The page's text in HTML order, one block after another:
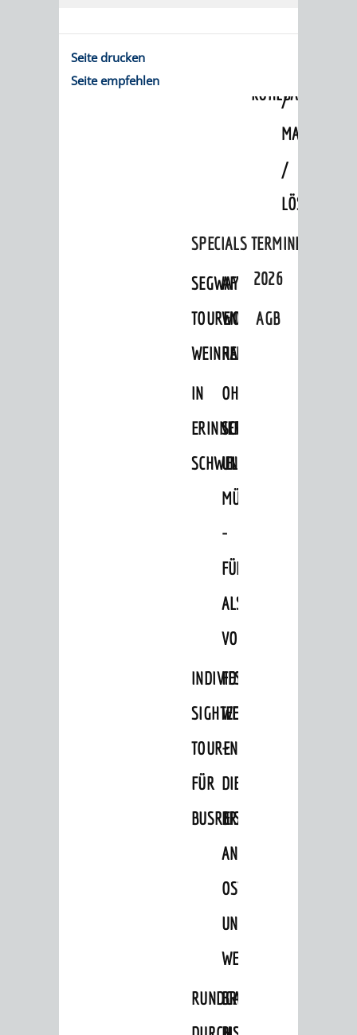
KOHLBACH"
/
/
SPECIALS
SEGWAY-
TOUREN
WEINHEIM
AFTER-
WORK-
RADELN
IN
ERINNERUNGEN
SCHWELGEN
OHNE
SCHRITT
UND
MÜHE
-
FÜHRUNG
ALS
VORTRAG
INDIVIDUELLE
SIGHTEEING-
TOUREN
FÜR
BUSREISEN
FESTLICHES
WEINHEIM
–
DIE
BRÄUCHE
AN
OSTERN
UND
WEIHNACHTEN
RUNDGANG
BRIGGL,
TERMINE
2026
AGB
Seite drucken
Seite empfehlen